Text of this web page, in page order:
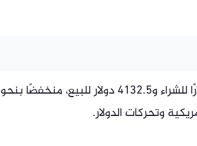
على الصعيد العالمي، بلغ سعر أوقية الذهب نحو 4133 دولارًا للشراء و4132.5 دولار للبيع، منخفضًا بنحو